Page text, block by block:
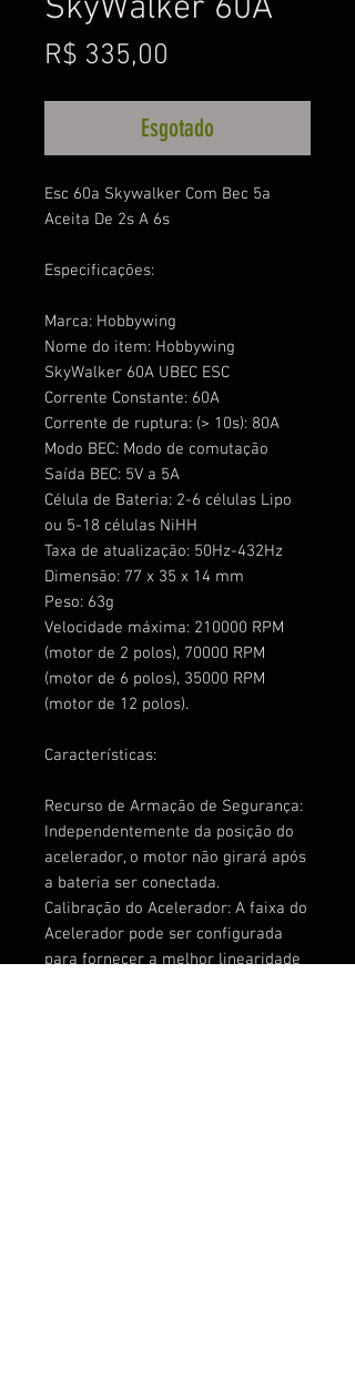
SkyWalker 60A
R$ 335,00
Esgotado
Esc 60a Skywalker Com Bec 5a
Aceita De 2s A 6s
Especificações:
Marca: Hobbywing
Nome do item: Hobbywing
SkyWalker 60A UBEC ESC
Corrente Constante: 60A
Corrente de ruptura: (> 10s): 80A
Modo BEC: Modo de comutação
Saída BEC: 5V a 5A
Célula de Bateria: 2-6 células Lipo
ou 5-18 células NiHH
Taxa de atualização: 50Hz-432Hz
Dimensão: 77 x 35 x 14 mm
Peso: 63g
Velocidade máxima: 210000 RPM
(motor de 2 polos), 70000 RPM
(motor de 6 polos), 35000 RPM
(motor de 12 polos).
Características:
Recurso de Armação de Segurança:
Independentemente da posição do
acelerador, o motor não girará após
a bateria ser conectada.
Calibração do Acelerador: A faixa do
Acelerador pode ser configurada
para fornecer a melhor linearidade